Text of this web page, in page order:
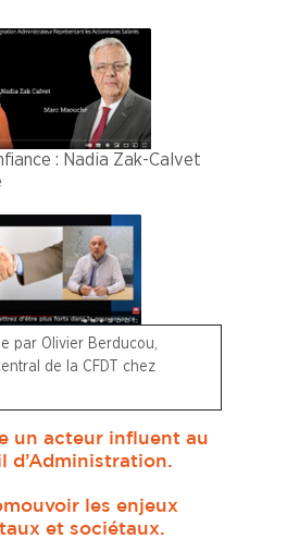
: Nadia Zak-Calvet
par Olivier Berducou,
de la CFDT chez
un acteur influent au
d’Administration.
les enjeux
et sociétaux.